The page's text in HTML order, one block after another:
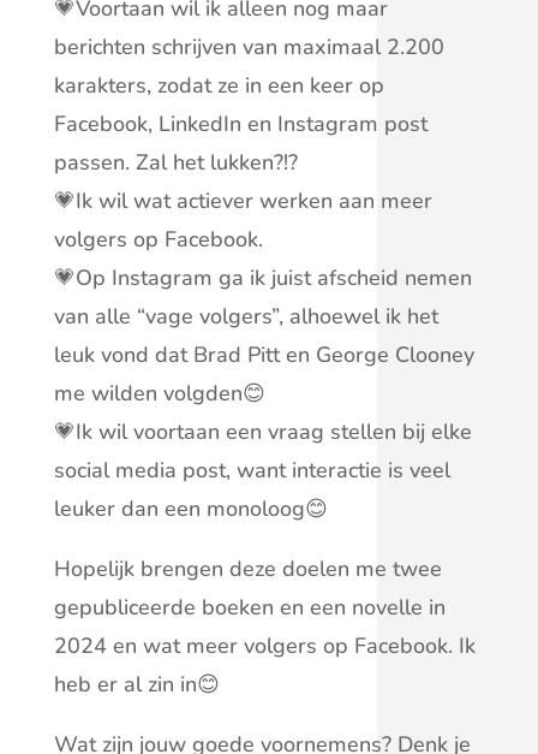
💗Voortaan wil ik alleen nog maar
berichten schrijven van maximaal 2.200
karakters, zodat ze in een keer op
Facebook, LinkedIn en Instagram post
passen. Zal het lukken?!?
💗Ik wil wat actiever werken aan meer
volgers op Facebook.
💗Op Instagram ga ik juist afscheid nemen
van alle “vage volgers”, alhoewel ik het
leuk vond dat Brad Pitt en George Clooney
me wilden volgden😊
💗Ik wil voortaan een vraag stellen bij elke
social media post, want interactie is veel
leuker dan een monoloog😊
Hopelijk brengen deze doelen me twee
gepubliceerde boeken en een novelle in
2024 en wat meer volgers op Facebook. Ik
heb er al zin in😊
Wat zijn jouw goede voornemens? Denk je